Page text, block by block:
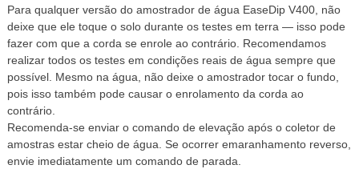
Para qualquer versão do amostrador de água EaseDip V400, não
deixe que ele toque o solo durante os testes em terra — isso pode
fazer com que a corda se enrole ao contrário. Recomendamos
realizar todos os testes em condições reais de água sempre que
possível. Mesmo na água, não deixe o amostrador tocar o fundo,
pois isso também pode causar o enrolamento da corda ao
contrário.
Recomenda-se enviar o comando de elevação após o coletor de
amostras estar cheio de água. Se ocorrer emaranhamento reverso,
envie imediatamente um comando de parada.